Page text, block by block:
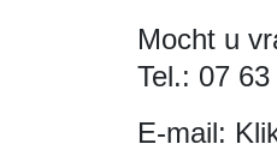
Mocht u
Tel.: 07
E-mail: